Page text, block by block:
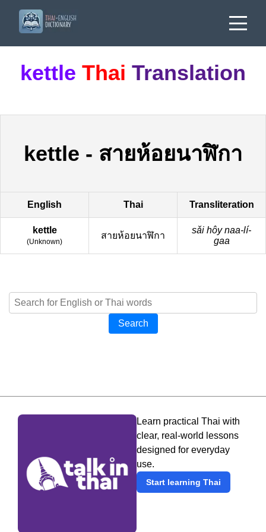
kettle Thai Translation
kettle - สายห้อยนาฬิกา
English Thai Transliteration
kettle
(Unknown)
สายห้อยนาฬิกา
sǎi hôy naa-lí-
gaa
Search
Learn practical Thai with
clear, real-world lessons
designed for everyday
use.
Start learning Thai